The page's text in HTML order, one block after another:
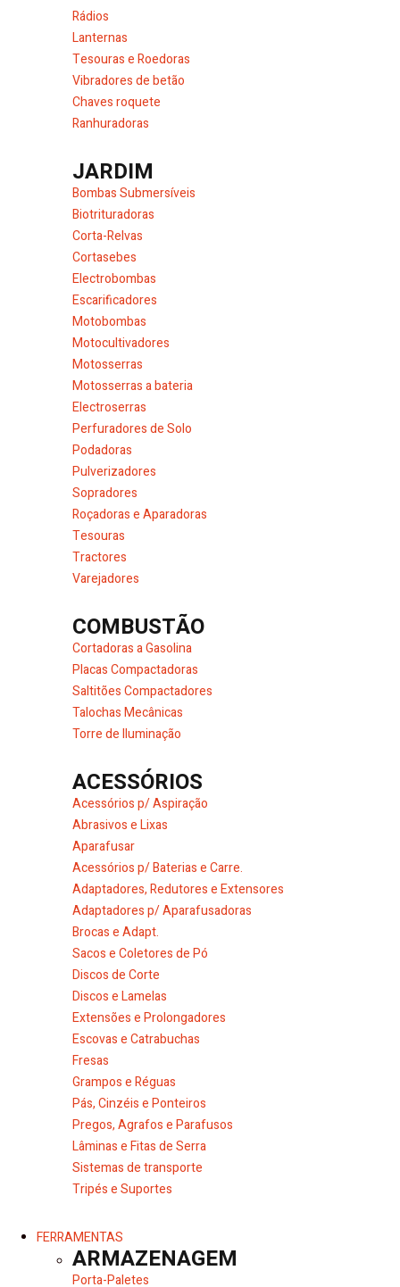
Rádios
Lanternas
Tesouras e Roedoras
Vibradores de betão
Chaves roquete
Ranhuradoras
JARDIM
Bombas Submersíveis
Biotrituradoras
Corta-Relvas
Cortasebes
Electrobombas
Escarificadores
Motobombas
Motocultivadores
Motosserras
Motosserras a bateria
Electroserras
Perfuradores de Solo
Podadoras
Pulverizadores
Sopradores
Roçadoras e Aparadoras
Tesouras
Tractores
Varejadores
COMBUSTÃO
Cortadoras a Gasolina
Placas Compactadoras
Saltitões Compactadores
Talochas Mecânicas
Torre de Iluminação
ACESSÓRIOS
Acessórios p/ Aspiração
Abrasivos e Lixas
Aparafusar
Acessórios p/ Baterias e Carre.
Adaptadores, Redutores e Extensores
Adaptadores p/ Aparafusadoras
Brocas e Adapt.
Sacos e Coletores de Pó
Discos de Corte
Discos e Lamelas
Extensões e Prolongadores
Escovas e Catrabuchas
Fresas
Grampos e Réguas
Pás, Cinzéis e Ponteiros
Pregos, Agrafos e Parafusos
Lâminas e Fitas de Serra
Sistemas de transporte
Tripés e Suportes
FERRAMENTAS
ARMAZENAGEM
Porta-Paletes